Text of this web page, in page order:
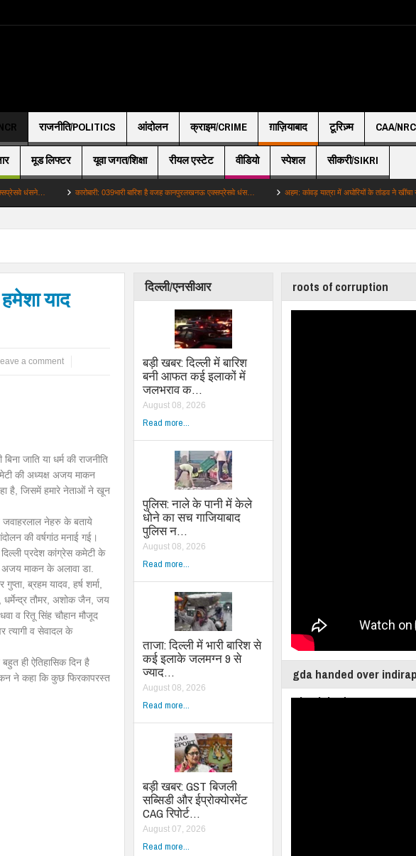
राजनीति/POLITICS आंदोलन क्राइम/CRIME ग़ाज़ियाबाद टूरिज़्म CAA/NRC
मूड लिफ्टर यूवा जगत/शिक्षा रीयल एस्टेट वीडियो स्पेशल सीकरी/SIKRI
कारोबारी: 039भारी बारिश है वजह कानपुरलखनऊ एक्सप्रेसवे धंस… अहम: कांवड़ यात्रा में अघोरियों के तांडव ने खींचा सबका ध्यान
याद
a comment
जाति या धर्म की राजनीति
की अध्यक्ष अजय माकन
है, जिसमें हमारे नेताओं ने खून
जवाहरलाल नेहरु के बताये
की वर्षगांठ मनाई गई।
प्रदेश कांग्रेस कमेटी के
अजय माकन के अलावा डा.
ब्रहम यादव, हर्ष शर्मा,
धर्मेन्द्र तौमर, अशोक जैन, जय
व रितू सिंह चौहान मौजूद
त्यागी व सेवादल के
ही ऐतिहासिक दिन है
ने कहा कि कुछ फिरकापरस्त
दिल्ली/एनसीआर
बड़ी खबर: दिल्ली में बारिश
बनी आफत कई इलाकों में
जलभराव क…
August 08, 2026
Read more...
पुलिस: नाले के पानी में केले
धोने का सच गाजियाबाद
पुलिस न…
August 08, 2026
Read more...
ताजा: दिल्ली में भारी बारिश से
कई इलाके जलमग्न 9 से
ज्याद…
August 08, 2026
Read more...
बड़ी खबर: GST बिजली
सब्सिडी और ईप्रोक्योरमेंट
CAG रिपोर्ट…
August 07, 2026
Read more...
roots of corruption
gda handed over
ghaziabad